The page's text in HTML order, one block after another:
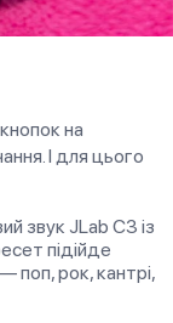
на
І для цього
звук JLab C3 із
підійде
поп, рок, кантрі,